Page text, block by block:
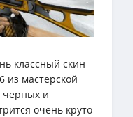
классный скин
из мастерской
черных и
очень круто